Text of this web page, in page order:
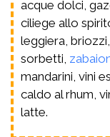
acque dolci,
ciliege allo
leggiera,
sorbetti,
mandarini, vini
caldo al rhum,
latte.